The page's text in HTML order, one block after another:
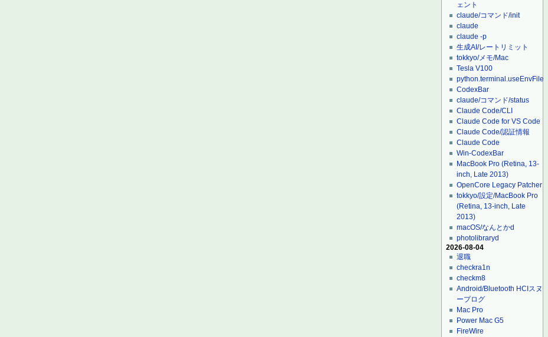
ェント
claude/コマンド/init
claude
claude -p
生成AI/レートリミット
tokkyo/メモ/Mac
Tesla V100
python.terminal.useEnvFile
CodexBar
claude/コマンド/status
Claude Code/CLI
Claude Code for VS Code
Claude Code/認証情報
Claude Code
Win-CodexBar
MacBook Pro (Retina, 13-
inch, Late 2013)
OpenCore Legacy Patcher
tokkyo/設定/MacBook Pro
(Retina, 13-inch, Late
2013)
macOS/なんとかd
photolibraryd
2026-08-04
退職
checkra1n
checkm8
Android/Bluetooth HCIスヌ
ープログ
Mac Pro
Power Mac G5
FireWire